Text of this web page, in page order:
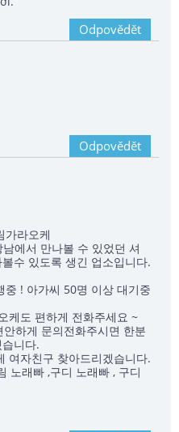
Odpovědět
Odpovědět
라오케
에서 만나볼 수 있었던 셔
수 있도록 생긴 업소입니다.
중 ! 아가씨 50명 이상 대기중
케도 편하게 전화주세요 ~
하게 문의전화주시면 한분
니다.
여자친구 찾아드리겠습니다.
노래빠 ,구디 노래빠 , 구디